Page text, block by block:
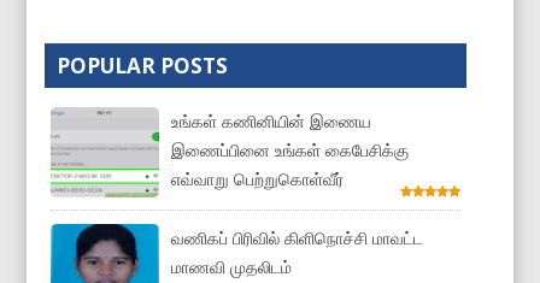
POPULAR POSTS
உங்கள் கணினியின் இணைய
இணைப்பினை உங்கள் கைபேசிக்கு
எவ்வாறு பெற்றுகொள்வீர்
வணிகப் பிரிவில் கிளிநொச்சி மாவட்ட
மாணவி முதலிடம்